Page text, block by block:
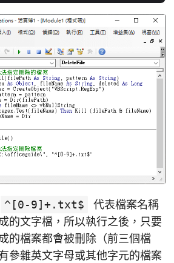
^[0-9]+.txt$
代表檔案名稱
的文字檔，所以執行之後，只要
的檔案都會被刪除（前三個檔
參雜英文字母或其他字元的檔案